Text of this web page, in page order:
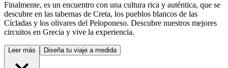
Finalmente, es un encuentro con una cultura rica y auténtica, que se
descubre en las tabernas de Creta, los pueblos blancos de las
Cícladas y los olivares del Peloponeso. Descubre nuestros mejores
circuitos en Grecia y vive la experiencia.
Leer más Diseña tu viaje a medida